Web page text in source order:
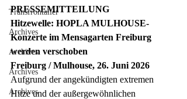
Transfrontalier
Archives
Archives
Archives
Archives
PRESSEMITTEILUNG
Hitzewelle: HOPLA MULHOUSE-
Konzerte im Mensagarten Freiburg
werden verschoben
Freiburg / Mulhouse, 26. Juni 2026
Aufgrund der angekündigten extremen
Hitze und der außergewöhnlichen